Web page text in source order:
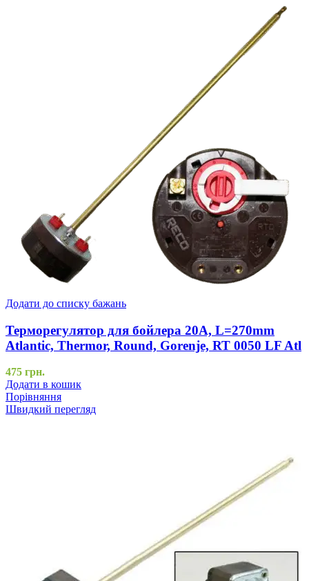
Додати до списку бажань
Терморегулятор для бойлера 20А, L=270mm
Atlantic, Thermor, Round, Gorenje, RT 0050 LF Atl
475 грн.
Додати в кошик
Порівняння
Швидкий перегляд